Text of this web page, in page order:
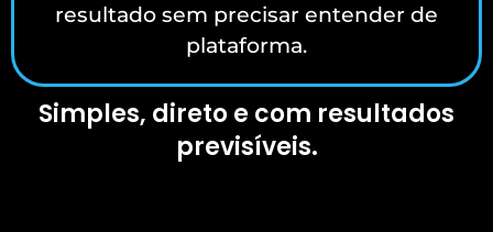
resultado sem precisar entender de
plataforma.
Simples, direto e com resultados
previsíveis.